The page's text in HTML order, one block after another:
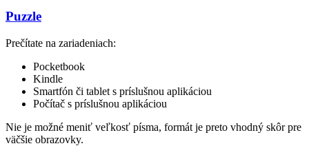
Puzzle
Prečítate na zariadeniach:
Pocketbook
Kindle
Smartfón či tablet s príslušnou aplikáciou
Počítač s príslušnou aplikáciou
Nie je možné meniť veľkosť písma, formát je preto vhodný skôr pre
väčšie obrazovky.